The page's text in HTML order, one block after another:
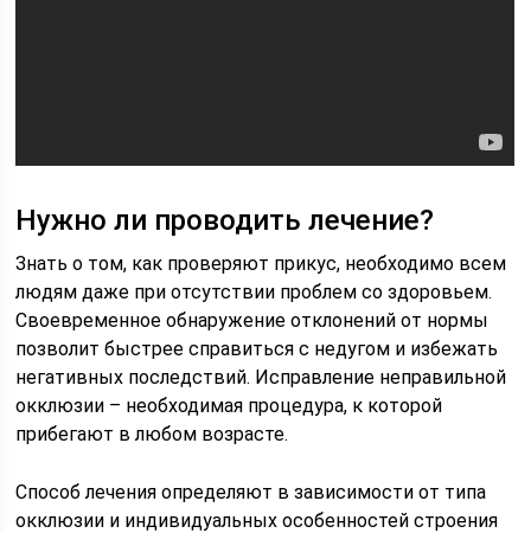
Нужно ли проводить лечение?
Знать о том, как проверяют прикус, необходимо всем
людям даже при отсутствии проблем со здоровьем.
Своевременное обнаружение отклонений от нормы
позволит быстрее справиться с недугом и избежать
негативных последствий. Исправление неправильной
окклюзии – необходимая процедура, к которой
прибегают в любом возрасте.
Способ лечения определяют в зависимости от типа
окклюзии и индивидуальных особенностей строения